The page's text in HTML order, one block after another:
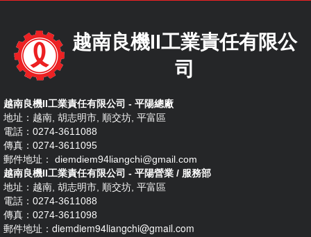
越南良機II工業責任有限公
司
越南良機II工業責任有限公司 - 平陽總廠
地址：越南, 胡志明市, 順交坊, 平富區
電話：0274-3611088
傳真：0274-3611095
郵件地址： diemdiem94liangchi@gmail.com
越南良機II工業責任有限公司 - 平陽營業 / 服務部
地址：越南, 胡志明市, 順交坊, 平富區
電話：0274-3611088
傳真：0274-3611098
郵件地址： diemdiem94liangchi@gmail.com